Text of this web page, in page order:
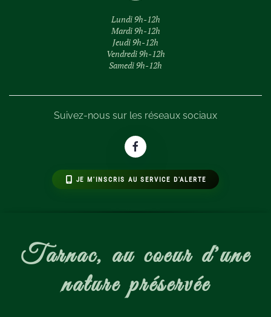
Lundi 9h-12h
Mardi 9h-12h
Jeudi 9h-12h
Vendredi 9h-12h
Samedi 9h-12h
Suivez-nous sur les réseaux sociaux
JE M'INSCRIS AU SERVICE D'ALERTE
Tarnac, au coeur d'une
nature préservée